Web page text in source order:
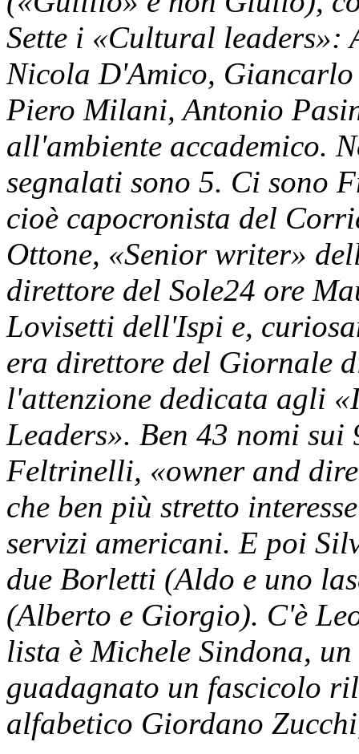
Sette i «Cultural leaders»:
Nicola D'Amico,
Piero Milani, Antonio
all'ambiente accademico.
segnalati sono 5. Ci sono
cioè capocronista del
Ottone, «Senior writer»
direttore del Sole24 ore
Lovisetti dell'Ispi e,
era direttore del Giornale
l'attenzione dedicata agli
Leaders». Ben 43 nomi
Feltrinelli, «owner and
che ben più stretto
servizi americani. E poi
due Borletti (Aldo e uno
(Alberto e Giorgio). C'è
lista è Michele Sindona,
guadagnato un fascicolo
alfabetico Giordano